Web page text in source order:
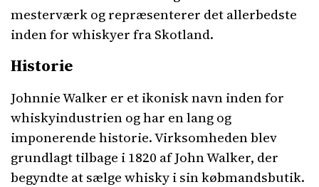
mesterværk og repræsenterer det allerbedste
inden for whiskyer fra Skotland.
Historie
Johnnie Walker er et ikonisk navn inden for
whiskyindustrien og har en lang og
imponerende historie. Virksomheden blev
grundlagt tilbage i 1820 af John Walker, der
begyndte at sælge whisky i sin købmandsbutik.